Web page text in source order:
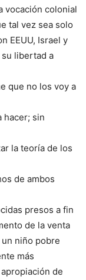
vocación colonial
tal vez sea solo
EEUU, Israel y
su libertad a
que no los voy a
hacer; sin
la teoría de los
de ambos
presos a fin
de la venta
niño pobre
más
de